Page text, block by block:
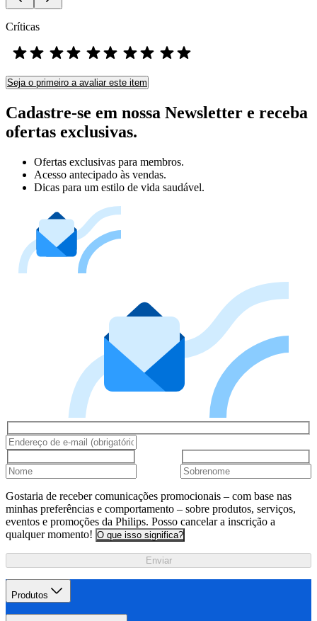
Críticas
Seja o primeiro a avaliar este item
Cadastre-se em nossa Newsletter e receba
ofertas exclusivas.
Ofertas exclusivas para membros.
Acesso antecipado às vendas.
Dicas para um estilo de vida saudável.
Gostaria de receber comunicações promocionais – com base nas
minhas preferências e comportamento – sobre produtos, serviços,
eventos e promoções da Philips. Posso cancelar a inscrição a
qualquer momento! O que isso significa?
Enviar
Produtos